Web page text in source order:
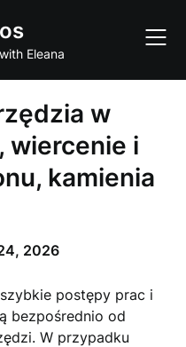
Eleana
w
wiercenie i
kamienia
2026
postępy prac i
bezpośrednio od
W przypadku